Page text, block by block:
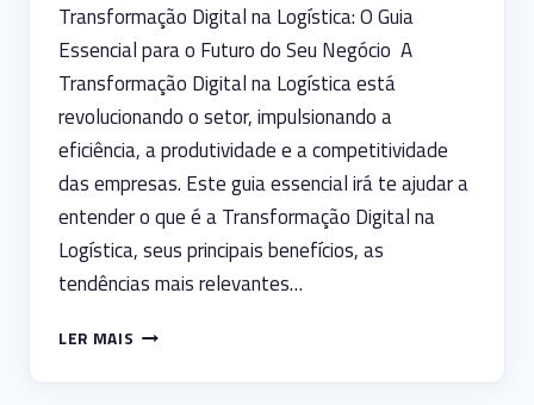
Transformação Digital na Logística: O Guia
Essencial para o Futuro do Seu Negócio A
Transformação Digital na Logística está
revolucionando o setor, impulsionando a
eficiência, a produtividade e a competitividade
das empresas. Este guia essencial irá te ajudar a
entender o que é a Transformação Digital na
Logística, seus principais benefícios, as
tendências mais relevantes…
LER MAIS TRANSFORMAÇÃO